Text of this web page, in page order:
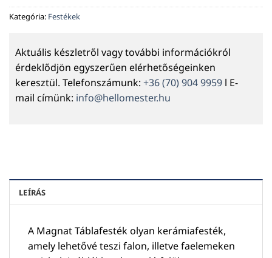
Kategória: Festékek
Aktuális készletről vagy további információkról
érdeklődjön egyszerűen elérhetőségeinken
keresztül. Telefonszámunk: +36 (70) 904 9959 l E-
mail címünk: info@hellomester.hu
LEÍRÁS
A Magnat Táblafesték olyan kerámiafesték,
amely lehetővé teszi falon, illetve faelemeken